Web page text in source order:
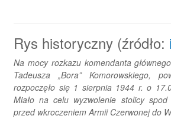
Rys historyczny (źródło:
Na mocy rozkazu komendanta
Tadeusza „Bora” Komorowskiego,
rozpoczęło się 1 sierpnia 1944 r. o
Miało na celu wyzwolenie stolicy spod
przed wkroczeniem Armii Czerwonej do